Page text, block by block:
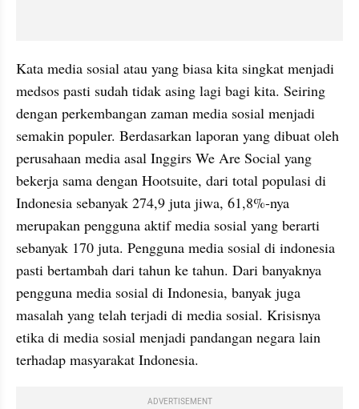
Kata media sosial atau yang biasa kita singkat menjadi
medsos pasti sudah tidak asing lagi bagi kita. Seiring
dengan perkembangan zaman media sosial menjadi
semakin populer. Berdasarkan laporan yang dibuat oleh
perusahaan media asal Inggirs We Are Social yang
bekerja sama dengan Hootsuite, dari total populasi di
Indonesia sebanyak 274,9 juta jiwa, 61,8%-nya
merupakan pengguna aktif media sosial yang berarti
sebanyak 170 juta. Pengguna media sosial di indonesia
pasti bertambah dari tahun ke tahun. Dari banyaknya
pengguna media sosial di Indonesia, banyak juga
masalah yang telah terjadi di media sosial. Krisisnya
etika di media sosial menjadi pandangan negara lain
terhadap masyarakat Indonesia.
ADVERTISEMENT